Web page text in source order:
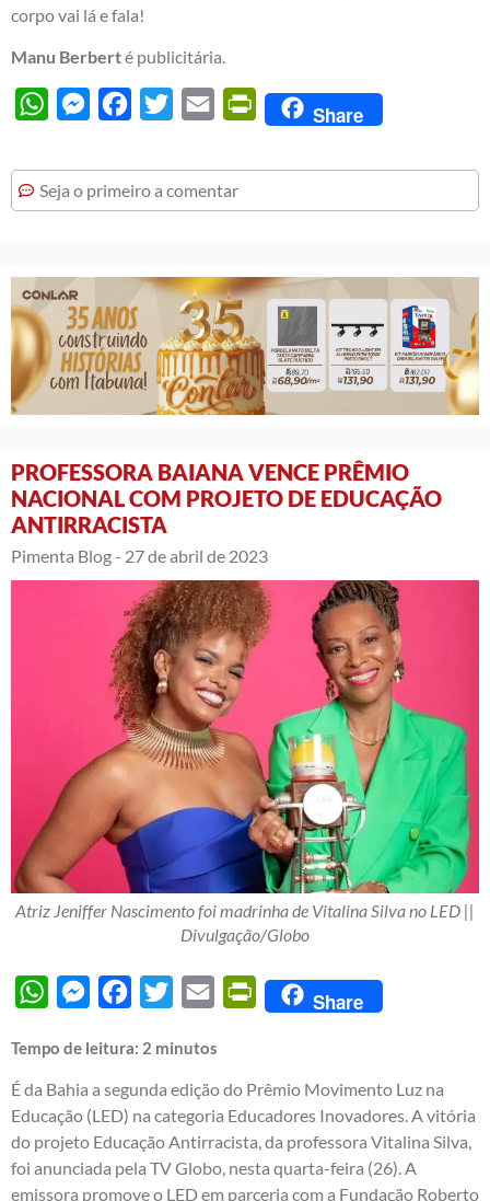
corpo vai lá e fala!
Manu Berberté publicitária.
WhatsAppMessengerFacebook
Twitter Email PrintFriendly
Share
Seja o primeiro a comentar
PROFESSORA BAIANA VENCE PRÊMIO
NACIONAL COM PROJETO DE EDUCAÇÃO
ANTIRRACISTA
Pimenta Blog - 27 de abril de 2023
Atriz Jeniffer Nascimento foi madrinha de Vitalina Silva no LED ||
Divulgação/Globo
WhatsAppMessengerFacebook
Twitter Email PrintFriendly
Share
Tempo de leitura: 2 minutos
É da Bahia a segunda edição do Prêmio Movimento Luz na
Educação (LED) na categoria Educadores Inovadores. A vitória
do projeto Educação Antirracista, da professora Vitalina Silva,
foi anunciada pela TV Globo, nesta quarta-feira (26). A
emissora promove o LED em parceria com a Fundação Roberto